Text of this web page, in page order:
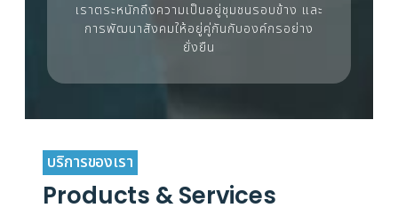
เราตระหนักถึงความเป็นอยู่ชุมชนรอบข้าง และ
การพัฒนาสังคมให้อยู่คู่กันกับองค์กรอย่าง
ยั่งยืน
บริการของเรา
Products & Services